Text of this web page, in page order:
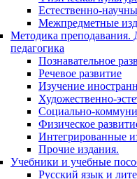
Естественно-
Межпредметные
Методика преподавания.
педагогика
Познавательное
Речевое развитие
Изучение
Художественно-
Социально-
Физическое
Интегрированные
Прочие издания.
Учебники и учебные
Русский язык и